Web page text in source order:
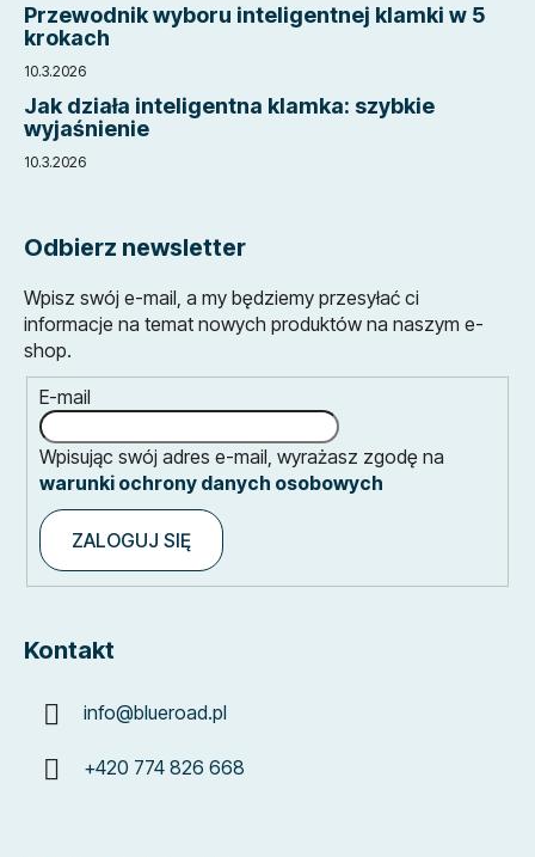
Przewodnik wyboru inteligentnej klamki w 5
krokach
10.3.2026
Jak działa inteligentna klamka: szybkie
wyjaśnienie
10.3.2026
Odbierz newsletter
Wpisz swój e-mail, a my będziemy przesyłać ci
informacje na temat nowych produktów na naszym e-
shop.
E-mail
Wpisując swój adres e-mail, wyrażasz zgodę na
warunki ochrony danych osobowych
ZALOGUJ SIĘ
Kontakt
info@blueroad.pl
+420 774 826 668